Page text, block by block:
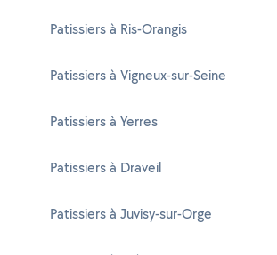
Patissiers à Ris-Orangis
Patissiers à Vigneux-sur-Seine
Patissiers à Yerres
Patissiers à Draveil
Patissiers à Juvisy-sur-Orge